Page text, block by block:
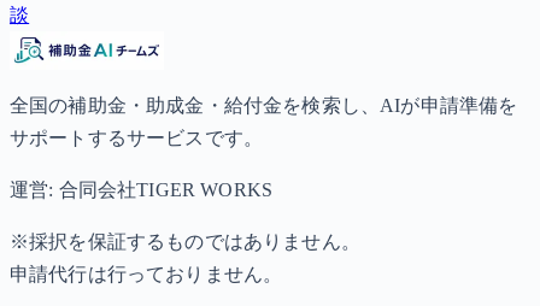
談
全国の補助金・助成金・給付金を検索し、AIが申請準備を
サポートするサービスです。
運営: 合同会社TIGER WORKS
※採択を保証するものではありません。
申請代行は行っておりません。